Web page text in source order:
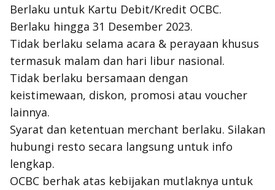
Berlaku untuk Kartu Debit/Kredit OCBC.
Berlaku hingga 31 Desember 2023.
Tidak berlaku selama acara & perayaan khusus
termasuk malam dan hari libur nasional.
Tidak berlaku bersamaan dengan
keistimewaan, diskon, promosi atau voucher
lainnya.
Syarat dan ketentuan merchant berlaku. Silakan
hubungi resto secara langsung untuk info
lengkap.
OCBC berhak atas kebijakan mutlaknya untuk